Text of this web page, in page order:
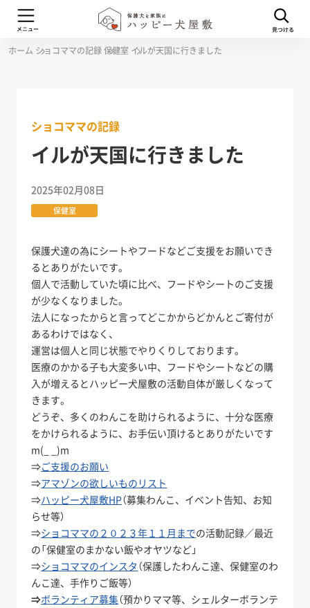
ホーム ショコママの記録保健室 イルが天国に行きました
ショコママの記録
イルが天国に行きました
2025年02月08日
保健室
保護犬達の為にシートやフードなどご支援をお願いでき
るとありがたいです。
個人で活動していた頃に比べ、フードやシートのご支援
が少なくなりました。
法人になったからと言ってどこかからどかんとご寄付が
あるわけではなく、
運営は個人と同じ状態でやりくりしております。
医療のかかる子も大変多い中、フードやシートなどの購
入が増えるとハッピー犬屋敷の活動自体が厳しくなって
きます。
どうぞ、多くのわんこを助けられるように、十分な医療
をかけられるように、お手伝い頂けるとありがたいです
m(_ _)m
⇒ご支援のお願い
⇒アマゾンの欲しいものリスト
⇒ハッピー犬屋敷HP（募集わんこ、イベント告知、お知
らせ等）
⇒ショコママの２０２３年１１月までの活動記録／最近
の「保健室のまかない飯やオヤツなど」
⇒ショコママのインスタ （保護したわんこ達、保健室のわ
んこ達、手作りご飯等）
⇒ボランティア募集（預かりママ等、シェルターボランテ